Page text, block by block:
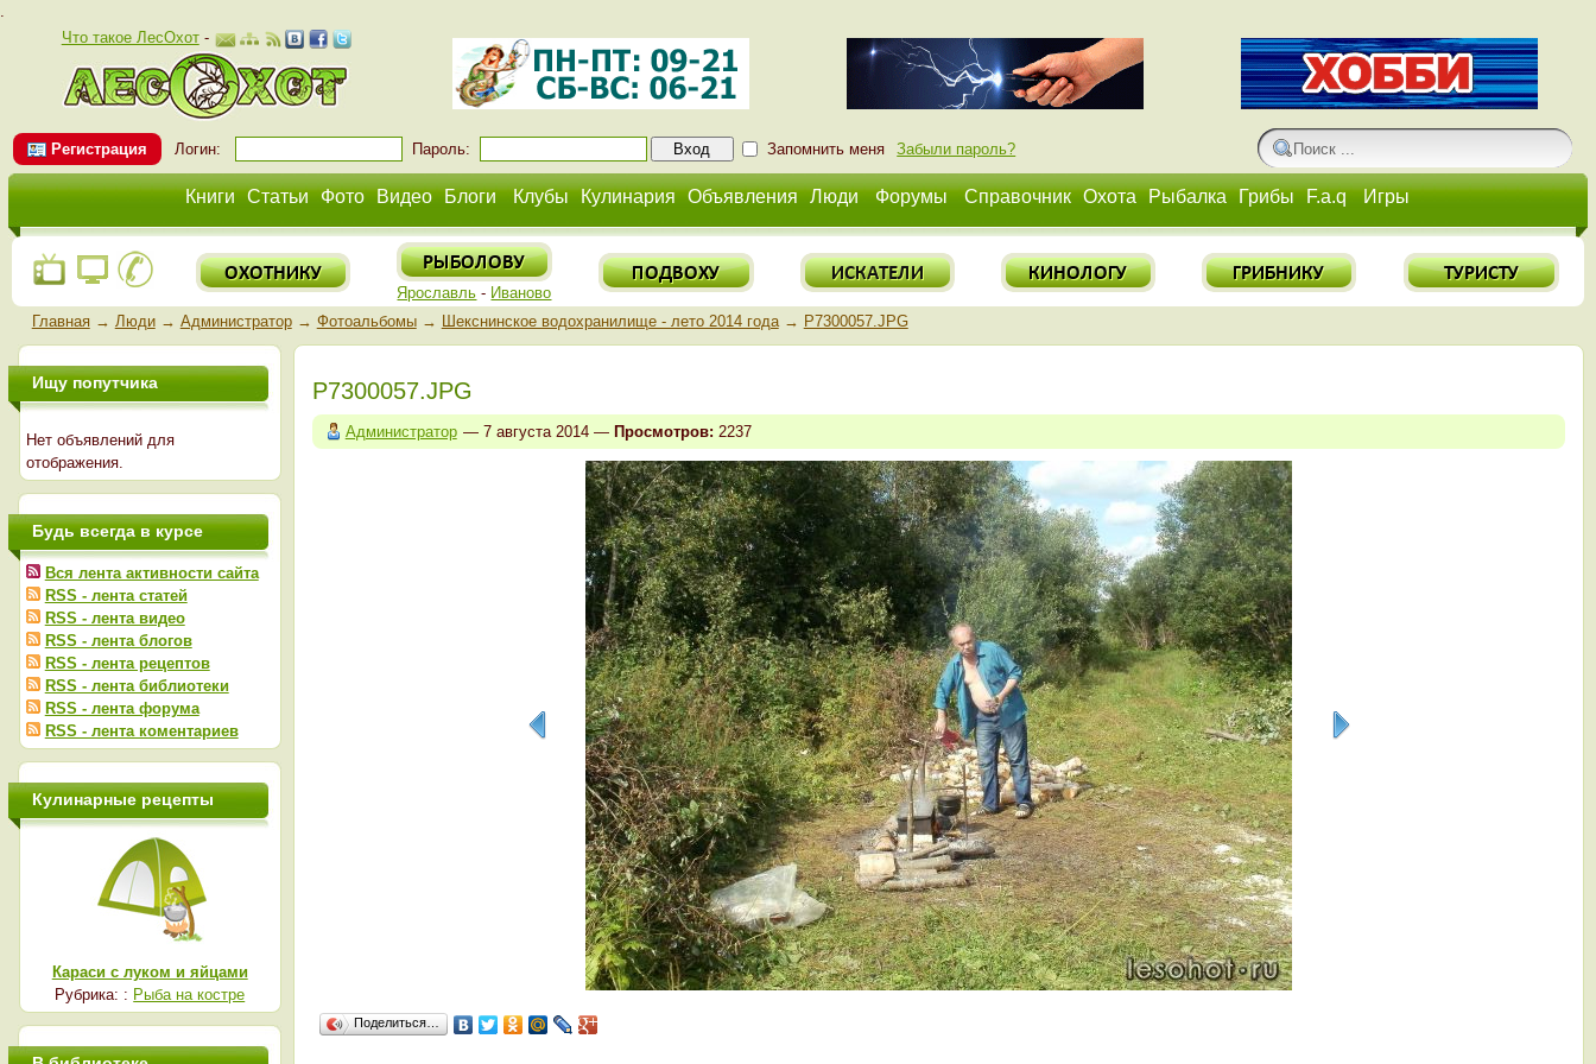
.
Что такое ЛесОхот-
Регистрация Логин: Пароль: Запомнить меня Забыли пароль?
Книги Статьи Фото Видео Блоги Клубы Кулинария Объявления Люди Форумы Справочник Охота Рыбалка Грибы F.a.q Игры
Ярославль - Иваново
Главная→ Люди→ Администратор→ Фотоальбомы→ Шекснинское водохранилище - лето 2014 года→ P7300057.JPG
P7300057.JPG
Администратор — 7 августа 2014 — Просмотров: 2237
Поделиться…
Ищу попутчика
Нет объявлений для
отображения.
Будь всегда в курсе
Вся лента активности сайта
RSS - лента статей
RSS - лента видео
RSS - лента блогов
RSS - лента рецептов
RSS - лента библиотеки
RSS - лента форума
RSS - лента коментариев
Кулинарные рецепты
Караси с луком и яйцами
Рубрика: : Рыба на костре